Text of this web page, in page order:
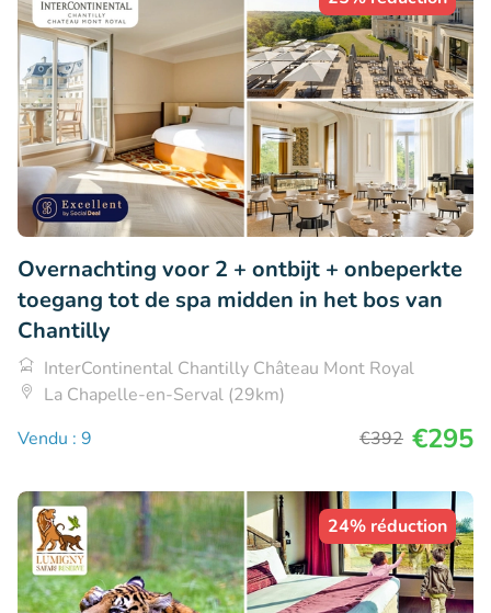
Overnachting voor 2 + ontbijt + onbeperkte
toegang tot de spa midden in het bos van
Chantilly
InterContinental Chantilly Château Mont Royal
La Chapelle-en-Serval (29km)
Vendu : 9
€392 €295
24% réduction